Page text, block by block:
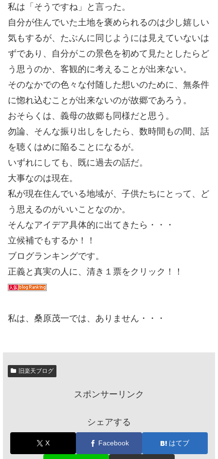
私は「そうですね」と言った。
自分が住んでいた土地を褒められるのは少し嬉しい
気もするが、たぶんに同じようには見えていないは
ずであり、自分がこの景色を初めて見たとしたらど
う思うのか、客観的に考えることが出来ない。
そのなかでの色々な付随した想いのために、無条件
に惚れ込むことが出来ないのが故郷であろう。
おそらくは、義母の故郷も同様だと思う。
勿論、そんな振り出しをしたら、数時間もの間、話
を聴くはめに陥ることになるが。
いずれにしても、既に過去の話だ。
大事なのは現在。
私が現在住んでいる地域が、子供たちにとって、ど
う思えるのがいいことなのか。
そんなアイデア具体的に出てきたら・・・
立候補でもするか！！
ブログランキングです。
正義と真実の人に、清き１票をクリック！！
私は、桑原茂一では、ありません・・・
旧楽天ブログ
スポンサーリンク
シェアする
X Facebook はてブ